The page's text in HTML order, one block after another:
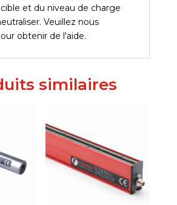
et du niveau de charge
Veuillez nous
obtenir de l'aide.
similaires